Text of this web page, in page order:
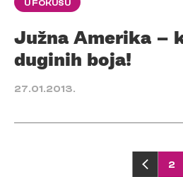
U FOKUSU
Južna Amerika –
duginih boja!
27.01.2013.
2